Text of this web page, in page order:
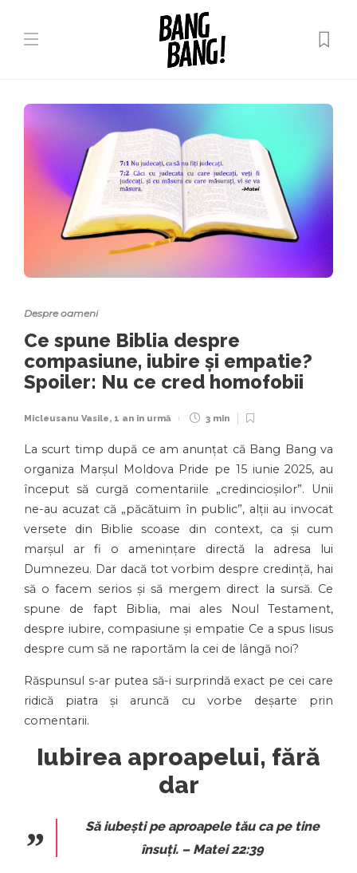
Despre oameni
Ce spune Biblia despre
compasiune, iubire și empatie?
Spoiler: Nu ce cred homofobii
Micleusanu Vasile, 1 an în urmă 3 min
La scurt timp după ce am anunțat că Bang Bang va
organiza Marșul Moldova Pride pe 15 iunie 2025, au
început să curgă comentariile „credincioșilor”. Unii
ne-au acuzat că „păcătuim în public”, alții au invocat
versete din Biblie scoase din context, ca și cum
marșul ar fi o amenințare directă la adresa lui
Dumnezeu. Dar dacă tot vorbim despre credință, hai
să o facem serios și să mergem direct la sursă. Ce
spune de fapt Biblia, mai ales Noul Testament,
despre iubire, compasiune și empatie Ce a spus Iisus
despre cum să ne raportăm la cei de lângă noi?
Răspunsul s-ar putea să-i surprindă exact pe cei care
ridică piatra și aruncă cu vorbe deșarte prin
comentarii.
Iubirea aproapelui, fără
dar
Să iubești pe aproapele tău ca pe tine
însuți. – Matei 22:39